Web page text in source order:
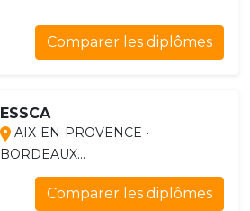
Comparer les diplômes
ESSCA
AIX-EN-PROVENCE •
BORDEAUX...
Comparer les diplômes